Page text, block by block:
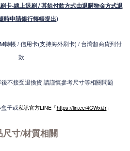
卡-線上退刷 / 其餘付款方式由退購物金方式退
時申請銀行轉帳提出)
轉帳 / 信用卡(支持海外刷卡) / 台灣超商貨到付
款
不接受退換貨 請謹慎參考尺寸等相關問題
子或私訊官方LINE「https://lin.ee/4CWxiJr」
尺寸/材質相關